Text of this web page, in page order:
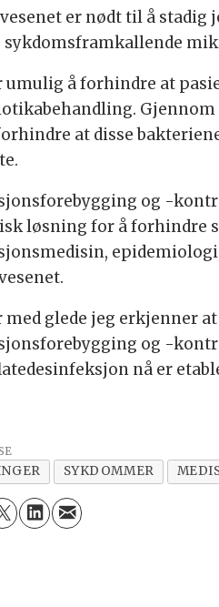
er nødt til å stadig
sykdomsframkallende
umulig å forhindre at
at disse
og -
løsning for å forhindre
med glede jeg erkjenner
og -
nå er
SYKDOMMER